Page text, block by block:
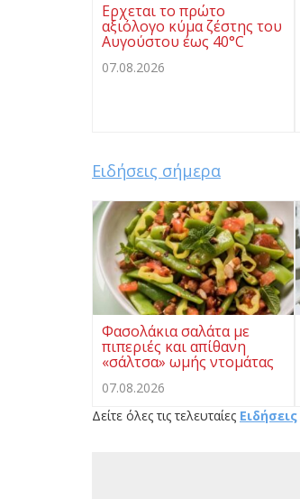
Ερχεται το πρώτο
αξιόλογο κύμα ζέστης του
Αυγούστου έως 40°C
07.08.2026
Ειδήσεις σήμερα
Φασολάκια σαλάτα με
πιπεριές και απίθανη
«σάλτσα» ωμής ντομάτας
07.08.2026
Δείτε όλες τις τελευταίες Ειδήσεις